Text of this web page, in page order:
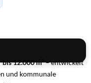
12.000 m²– entwickelt
und kommunale